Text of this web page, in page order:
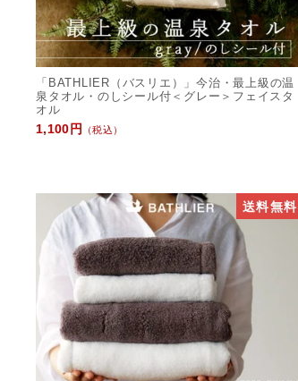
「BATHLIER（バスリエ）」今治・最上級の温
泉タオル・のしシール付＜グレー＞フェイスタ
オル
1,100円
（税込）
送料無料